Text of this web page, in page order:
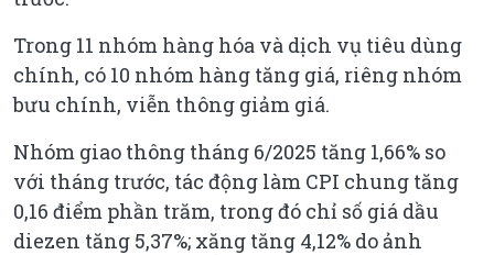
Trong 11 nhóm hàng hóa và dịch vụ tiêu dùng
chính, có 10 nhóm hàng tăng giá, riêng nhóm
bưu chính, viễn thông giảm giá.
Nhóm giao thông tháng 6/2025 tăng 1,66% so
với tháng trước, tác động làm CPI chung tăng
0,16 điểm phần trăm, trong đó chỉ số giá dầu
diezen tăng 5,37%; xăng tăng 4,12% do ảnh